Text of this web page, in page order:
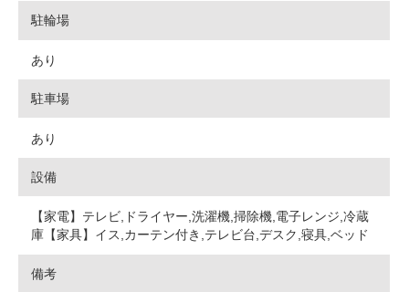
駐輪場
あり
駐車場
あり
設備
【家電】テレビ,ドライヤー,洗濯機,掃除機,電子レンジ,冷蔵
庫【家具】イス,カーテン付き,テレビ台,デスク,寝具,ベッド
備考